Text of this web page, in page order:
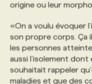
NOS
POURQUOI
NOS TARIFS
FAQ
ANNONCEZ
origine ou leur
«On a voulu évoquer
son propre corps. Ça
les personnes
aussi l’isolement
souhaitait rappeler
maladies et que des